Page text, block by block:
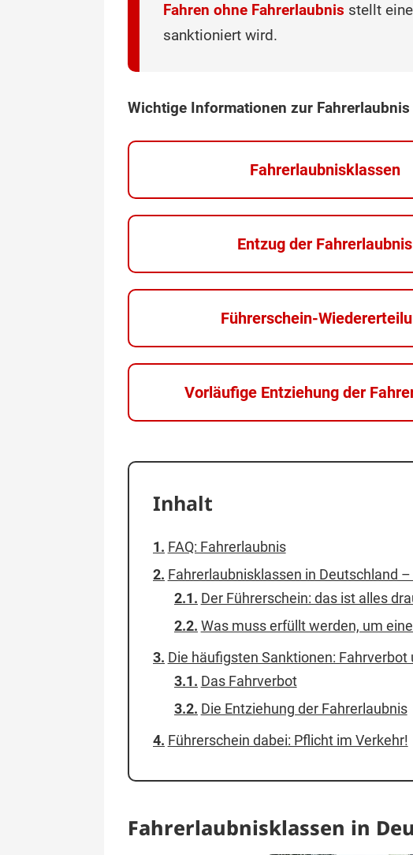
Fahren ohne Fahrerlaubnis stellt
sanktioniert wird.
Wichtige Informationen zur Fahrerlaubnis
Fahrerlaubnisklassen
Entzug der Fahrerlaubnis
Führerschein-
Vorläufige Entziehung der
Inhalt
FAQ: Fahrerlaubnis
Fahrerlaubnisklassen in Deutschland
Der Führerschein: das ist alles
Was muss erfüllt werden, um
Die häufigsten Sanktionen:
Das Fahrverbot
Die Entziehung der Fahrerlaubnis
Führerschein dabei: Pflicht im Verkehr!
Fahrerlaubnisklassen in